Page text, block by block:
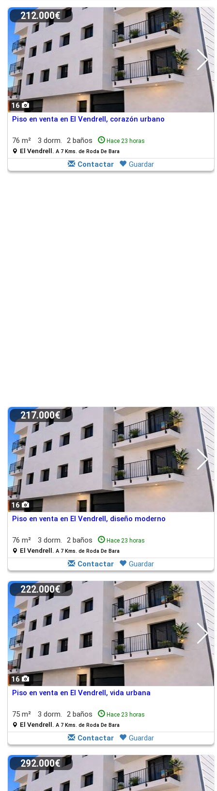
16
212.000€
Piso en venta en El Vendrell, corazón urbano
76 m² 3 dorm. 2 baños Hace 23 horas
El Vendrell. A 7 Kms. de Roda De Bara
Contactar Guardar
16
217.000€
Piso en venta en El Vendrell, diseño moderno
76 m² 3 dorm. 2 baños Hace 23 horas
El Vendrell. A 7 Kms. de Roda De Bara
Contactar Guardar
16
222.000€
Piso en venta en El Vendrell, vida urbana
75 m² 3 dorm. 2 baños Hace 23 horas
El Vendrell. A 7 Kms. de Roda De Bara
Contactar Guardar
292.000€